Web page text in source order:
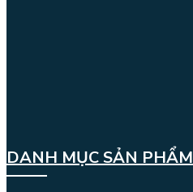
DANH MỤC SẢN PHẨM